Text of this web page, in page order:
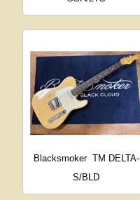
Blacksmoker TM DELTA-
S/BLD